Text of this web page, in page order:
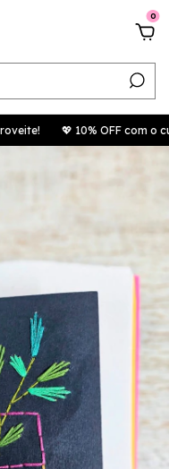
0
​💖 10% OFF com o cupom: